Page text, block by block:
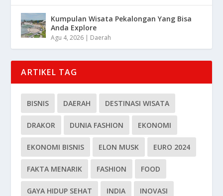
Kumpulan Wisata Pekalongan Yang Bisa
Anda Explore
Agu 4, 2026 | Daerah
ARTIKEL TAG
BISNIS DAERAH DESTINASI WISATA
DRAKOR DUNIA FASHION EKONOMI
EKONOMI BISNIS ELON MUSK EURO 2024
FAKTA MENARIK FASHION FOOD
GAYA HIDUP SEHAT INDIA INOVASI